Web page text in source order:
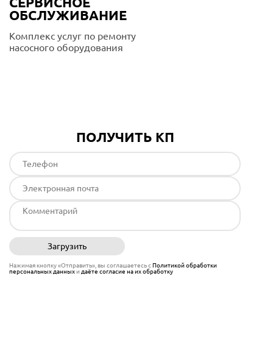
ОБСЛУЖИВАНИЕ
Комплекс услуг по ремонту
насосного оборудования
ПОЛУЧИТЬ КП
Загрузить
Нажимая кнопку «Отправить», вы соглашаетесь сПолитикой обработки
персональных данныхи даёте согласие на их обработку